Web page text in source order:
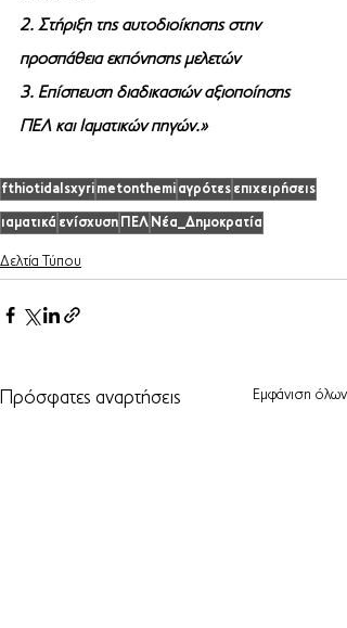
2. Στήριξη της αυτοδιοίκησης στην
προσπάθεια εκπόνησης μελετών
3. Επίσπευση διαδικασιών αξιοποίησης
ΠΕΛ και Ιαματικών πηγών.»
fthiotidaIsxyri metonthemi αγρότες επιχειρήσεις
ιαματικά ενίσχυση ΠΕΛ Νέα_Δημοκρατία
Δελτία Τύπου
Πρόσφατες αναρτήσεις Εμφάνιση όλων